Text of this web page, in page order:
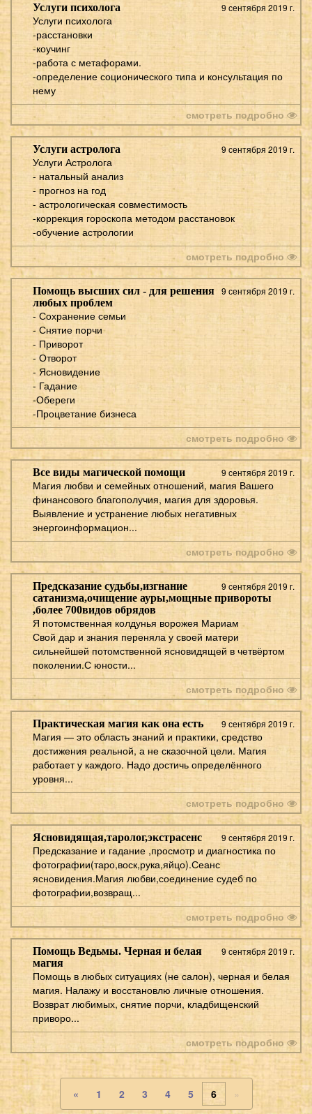
9 сентября 2019 г.
Услуги психолога
Услуги психолога
-расстановки
-коучинг
-работа с метафорами.
-определение соционического типа и консультация по
нему
смотреть подробно
9 сентября 2019 г.
Услуги астролога
Услуги Астролога
- натальный анализ
- прогноз на год
- астрологическая совместимость
-коррекция гороскопа методом расстановок
-обучение астрологии
смотреть подробно
9 сентября 2019 г.
Помощь высших сил - для решения
любых проблем
- Сохранение семьи
- Снятие порчи
- Приворот
- Отворот
- Ясновидение
- Гадание
-Обереги
-Процветание бизнеса​
смотреть подробно
9 сентября 2019 г.
Все виды магической помощи
Магия любви и семейных отношений, магия Вашего
финансового благополучия, магия для здоровья.
Выявление и устранение любых негативных
энергоинформацион...
смотреть подробно
9 сентября 2019 г.
Предсказание судьбы,изгнание
сатанизма,очищение ауры,мощные привороты
,более 700видов обрядов
Я потомственная колдунья ворожея Мариам
Свой дар и знания переняла у своей матери
сильнейшей потомственной ясновидящей в четвёртом
поколении.С юности...
смотреть подробно
9 сентября 2019 г.
Практическая магия как она есть
Магия — это область знаний и практики, средство
достижения реальной, а не сказочной цели. Магия
работает у каждого. Надо достичь определённого
уровня...
смотреть подробно
9 сентября 2019 г.
Ясновидящая,таролог,экстрасенс
Предсказание и гадание ,просмотр и диагностика по
фотографии(таро,воск,рука,яйцо).Сеанс
ясновидения.Магия любви,соединение судеб по
фотографии,возвращ...
смотреть подробно
9 сентября 2019 г.
Помощь Ведьмы. Черная и белая
магия
Помощь в любых ситуациях (не салон), черная и белая
магия. Налажу и восстановлю личные отношения.
Возврат любимых, снятие порчи, кладбищенский
приворо...
смотреть подробно
« 1 2 3 4 5 6 »